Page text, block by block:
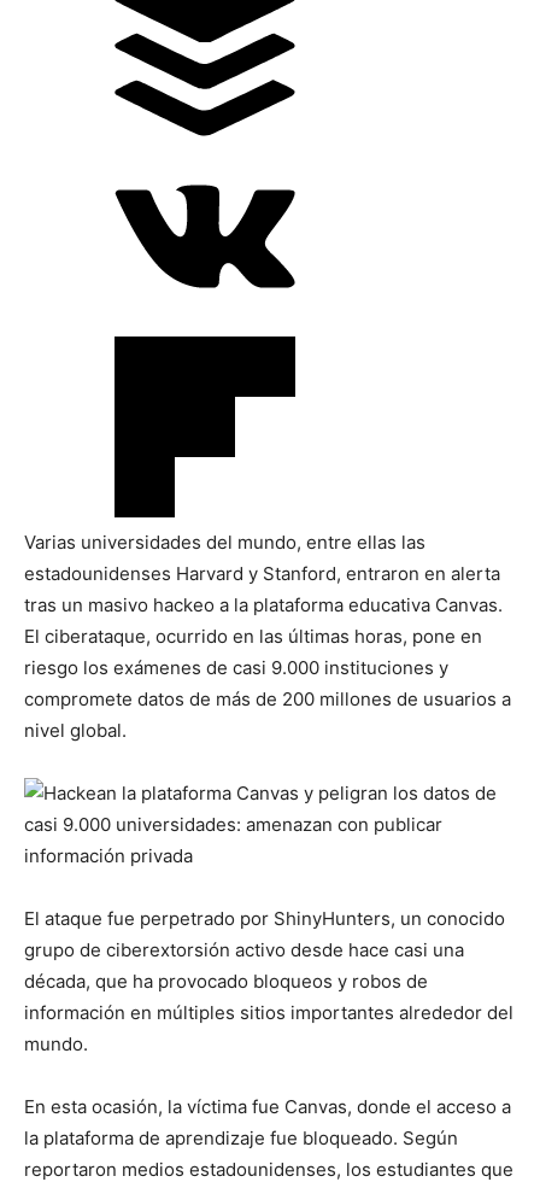
Varias universidades del mundo, entre ellas las
estadounidenses Harvard y Stanford, entraron en alerta
tras un masivo hackeo a la plataforma educativa Canvas.
El ciberataque, ocurrido en las últimas horas, pone en
riesgo los exámenes de casi 9.000 instituciones y
compromete datos de más de 200 millones de usuarios a
nivel global.
El ataque fue perpetrado por ShinyHunters, un conocido
grupo de ciberextorsión activo desde hace casi una
década, que ha provocado bloqueos y robos de
información en múltiples sitios importantes alrededor del
mundo.
En esta ocasión, la víctima fue Canvas, donde el acceso a
la plataforma de aprendizaje fue bloqueado. Según
reportaron medios estadounidenses, los estudiantes que